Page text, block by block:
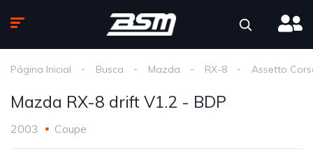
Página Inicial Busca Mazda RX-8 Assetto
Mazda RX-8 drift V1.2 - BDP
2003 Coupe